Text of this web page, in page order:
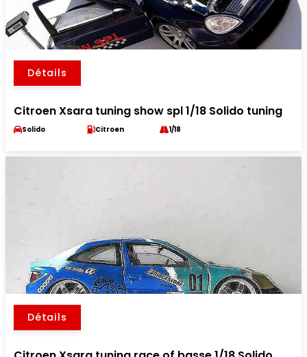
Détails
Citroen Xsara tuning show spl 1/18 Solido tuning
Solido Citroen 1/18
Détails